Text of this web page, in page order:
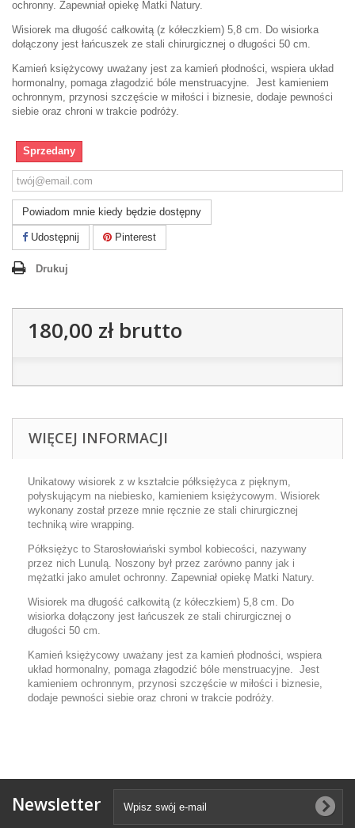
ochronny. Zapewniał opiekę Matki Natury.
Wisiorek ma długość całkowitą (z kółeczkiem) 5,8 cm. Do wisiorka
dołączony jest łańcuszek ze stali chirurgicznej o długości 50 cm.
Kamień księżycowy uważany jest za kamień płodności, wspiera układ
hormonalny, pomaga złagodzić bóle menstruacyjne. Jest kamieniem
ochronnym, przynosi szczęście w miłości i biznesie, dodaje pewności
siebie oraz chroni w trakcie podróży.
Sprzedany
Powiadom mnie kiedy będzie dostępny
Udostępnij Pinterest
Drukuj
180,00 złbrutto
WIĘCEJ INFORMACJI
Unikatowy wisiorek z w kształcie półksiężyca z pięknym,
połyskującym na niebiesko, kamieniem księżycowym. Wisiorek
wykonany został przeze mnie ręcznie ze stali chirurgicznej
techniką wire wrapping.
Półksiężyc to Starosłowiański symbol kobiecości, nazywany
przez nich Lunulą. Noszony był przez zarówno panny jak i
mężatki jako amulet ochronny. Zapewniał opiekę Matki Natury.
Wisiorek ma długość całkowitą (z kółeczkiem) 5,8 cm. Do
wisiorka dołączony jest łańcuszek ze stali chirurgicznej o
długości 50 cm.
Kamień księżycowy uważany jest za kamień płodności, wspiera
układ hormonalny, pomaga złagodzić bóle menstruacyjne. Jest
kamieniem ochronnym, przynosi szczęście w miłości i biznesie,
dodaje pewności siebie oraz chroni w trakcie podróży.
Newsletter